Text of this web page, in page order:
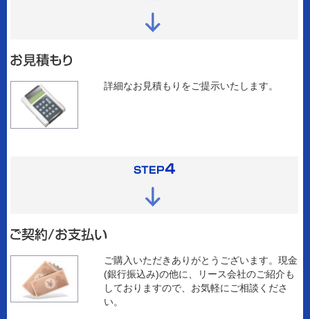
詳細なお見積もりをご提示いたします。
ご購入いただきありがとうございます。現金
(銀行振込み)の他に、リース会社のご紹介も
しておりますので、お気軽にご相談くださ
い。